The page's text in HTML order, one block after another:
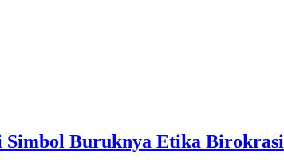
Buruknya Etika Birokrasi